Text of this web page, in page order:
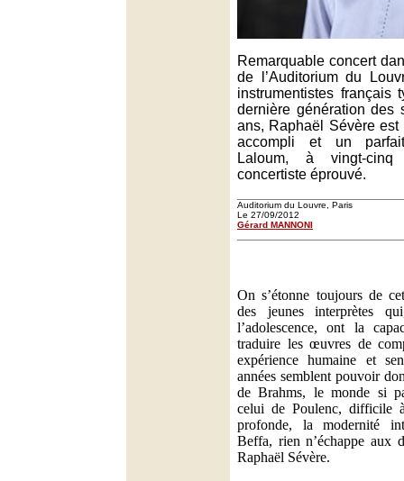
Remarquable concert
de l’Auditorium du
instrumentistes français
dernière génération des
ans, Raphaël Sévère
accompli et un
Laloum, à vingt-
concertiste éprouvé.
Auditorium du Louvre, Paris
Le 27/09/2012
Gérard MANNONI
On s’étonne toujours de
des jeunes interprètes
l’adolescence, ont la
traduire les œuvres de
expérience humaine et
années semblent pouvoir
de Brahms, le monde si
celui de Poulenc, difficile
profonde, la modernité
Beffa, rien n’échappe aux
Raphaël Sévère.